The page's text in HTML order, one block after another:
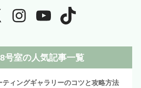
号室の人気記事一覧
ティングギャラリーのコツと攻略方法